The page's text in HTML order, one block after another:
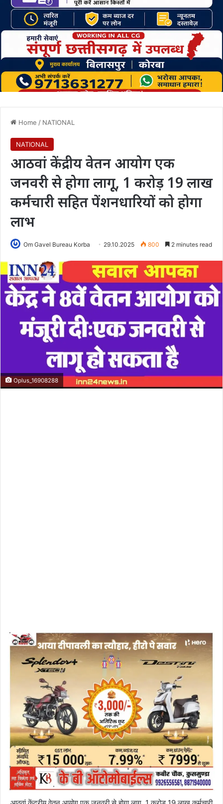
Home / NATIONAL
NATIONAL
आठवां केंद्रीय वेतन आयोग एक
जनवरी से होगा लागू, 1 करोड़ 19 लाख
कर्मचारी सहित पेंशनधारियों को होगा
लाभ
Om Gavel Bureau Korba 29.10.2025 800 2 minutes read
Oplus_16908288